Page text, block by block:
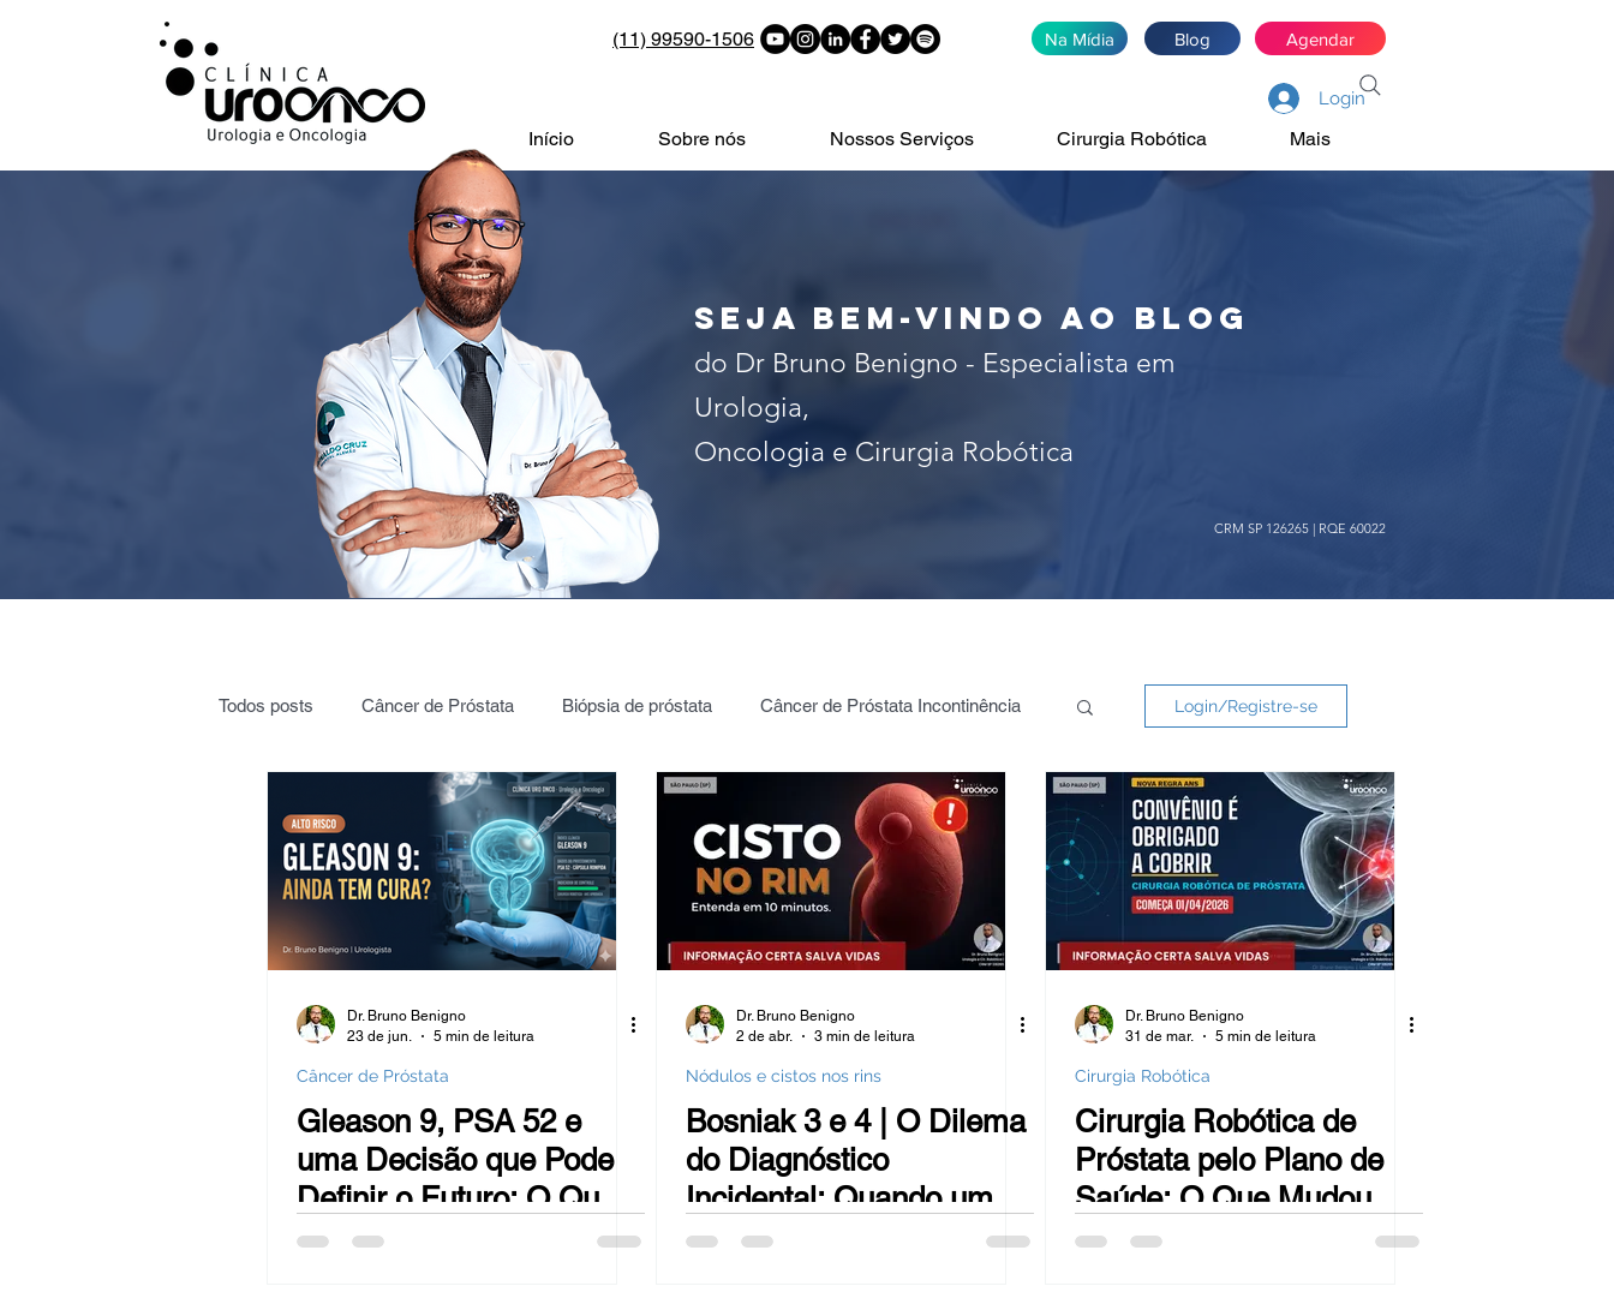
(11) 99590-1506 Na Mídia Blog Agendar
Login
Início Sobre nós Nossos Serviços Cirurgia Robótica Mais
Urologista especialista no tratamento do câncer de próstata, rim e
bexiga, na cidada de São Paulo. Especialista em cirurgia robótica
da prostata.
seja bem-vindo ao blog
do Dr Bruno Benigno - Especialista em
Urologia,
Oncologia e Cirurgia Robótica
CRM SP 126265 | RQE 60022
Todos posts Câncer de Próstata Biópsia de próstata Câncer de Próstata Incontinência
Radioterapia câncer de Próstata PROSTATA: PSA | 4K | PHI | PCA3
Vigilância ativa Vasectomia Testículos | Câncer Câncer de bexiga
Sangue na urina (hematúrias) Hérnia inguinal Varicocele metástases
Login/Registre-se
Dr. Bruno Benigno
23 de jun.
5 min de leitura
Câncer de Próstata
Gleason 9, PSA 52 e
uma Decisão que Pode
Definir o Futuro: O Que
Fazer Diante do Câncer
Dr. Bruno Benigno
2 de abr.
3 min de leitura
Nódulos e cistos nos rins
Bosniak 3 e 4 | O Dilema
do Diagnóstico
Incidental: Quando um
Cisto no Rim Exige
Dr. Bruno Benigno
31 de mar.
5 min de leitura
Cirurgia Robótica
Cirurgia Robótica de
Próstata pelo Plano de
Saúde: O Que Mudou,
Quem Tem Direito e